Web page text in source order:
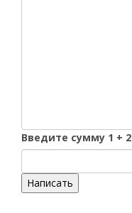
Введите сумму 1 + 2
Написать